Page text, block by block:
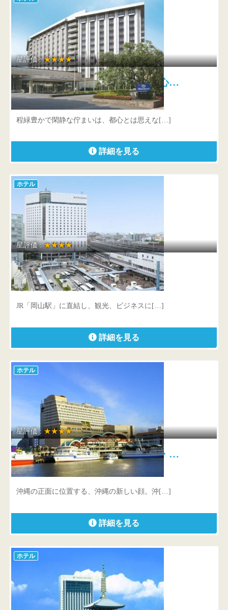
星評価 :★★★★
シェラトン都ホテル東京 心…
東京都 港区白金台1-1-50
程緑豊かで閑静な佇まいは、都心とは思えな[…]
詳細を見る
ホテル
星評価 :★★★★
ホテルグランヴィア岡山
岡山県 岡山市北区駅元町1-5
JR「岡山駅」に直結し、観光、ビジネスに[…]
詳細を見る
ホテル
星評価 :★★★★
沖縄かりゆしアーバンリゾート・…
沖縄県 那覇市前島3-25-1
沖縄の正面に位置する、沖縄の新しい顔。沖[…]
詳細を見る
ホテル